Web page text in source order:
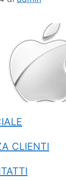
CLIENTI